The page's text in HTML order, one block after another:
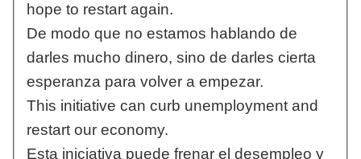
hope to restart again.
De modo que no estamos hablando de
darles mucho dinero, sino de darles cierta
esperanza para volver a empezar.
This initiative can curb unemployment and
restart our economy.
Esta iniciativa puede frenar el desempleo y